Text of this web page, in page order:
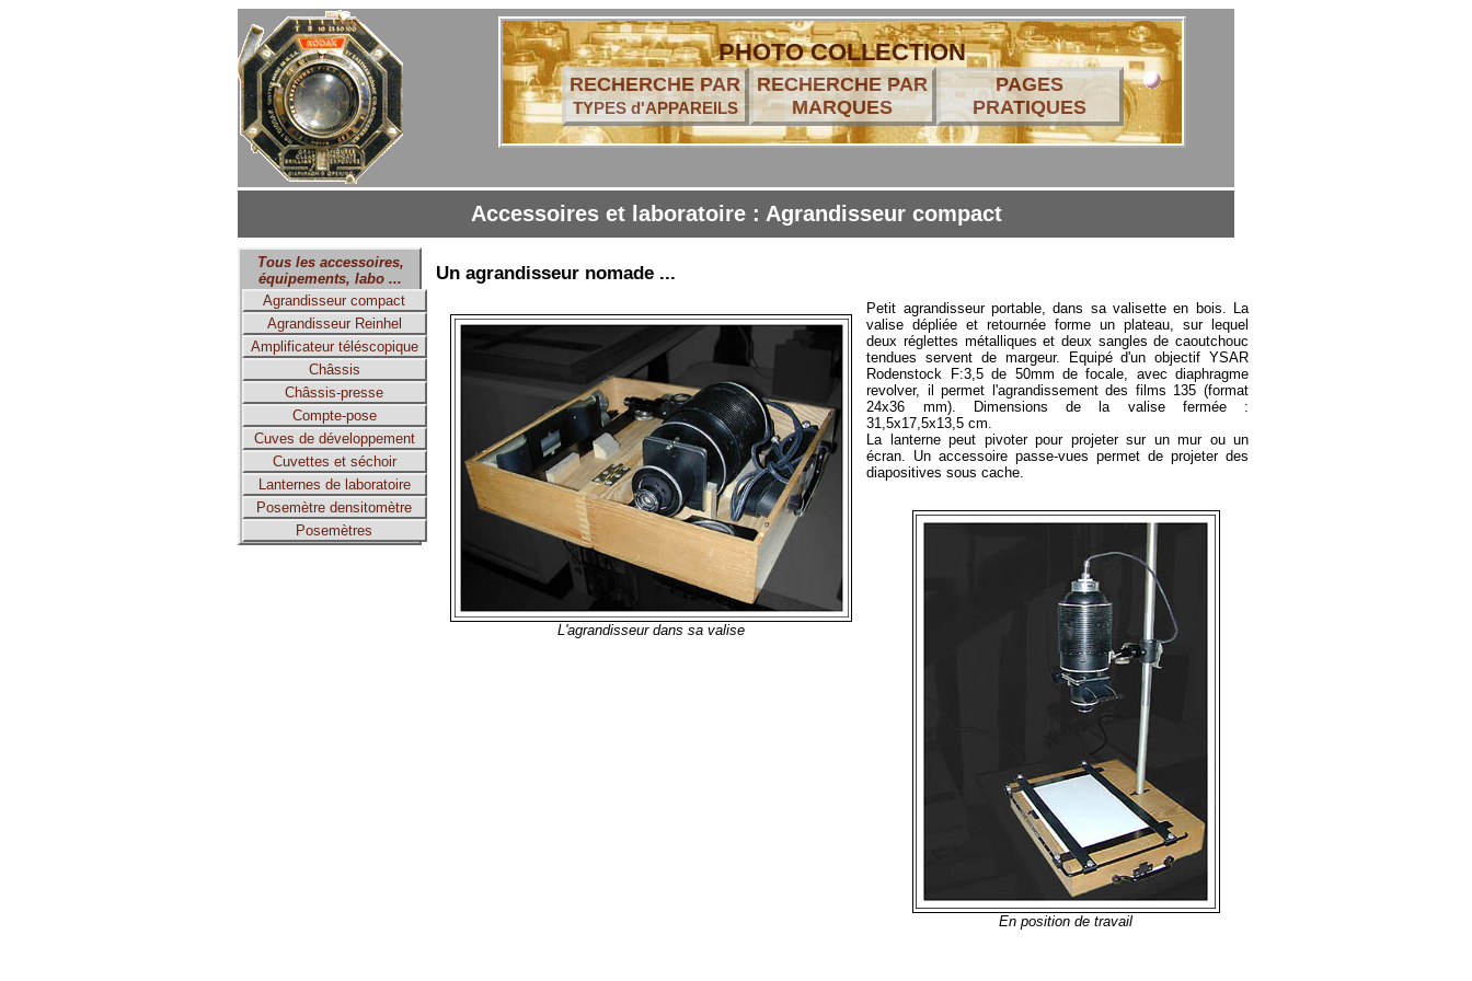
PHOTO COLLECTION
RECHERCHE PAR
TYPES d'APPAREILS
RECHERCHE PAR
MARQUES
PAGES
PRATIQUES
Accessoires et laboratoire : Agrandisseur compact
Tous les accessoires,
équipements, labo ...
Agrandisseur compact
Agrandisseur Reinhel
Amplificateur téléscopique
Châssis
Châssis-presse
Compte-pose
Cuves de développement
Cuvettes et séchoir
Lanternes de laboratoire
Posemètre densitomètre
Posemètres
Un agrandisseur nomade ...
L'agrandisseur dans sa valise
Petit agrandisseur portable, dans sa valisette en bois. La
valise dépliée et retournée forme un plateau, sur lequel
deux réglettes métalliques et deux sangles de caoutchouc
tendues servent de margeur. Equipé d'un objectif YSAR
Rodenstock F:3,5 de 50mm de focale, avec diaphragme
revolver, il permet l'agrandissement des films 135 (format
24x36 mm). Dimensions de la valise fermée :
31,5x17,5x13,5 cm.
La lanterne peut pivoter pour projeter sur un mur ou un
écran. Un accessoire passe-vues permet de projeter des
diapositives sous cache.
En position de travail